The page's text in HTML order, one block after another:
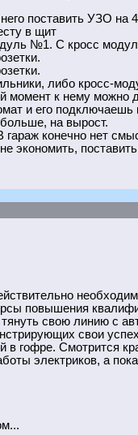
поставить УЗО
в щит
№1. С кросс
либо кросс-
к нему можно
и его
на вырост.
конечно нет
экономить,
повышения
свою линию с
свои
в гофре. Смотрится
электриков, а